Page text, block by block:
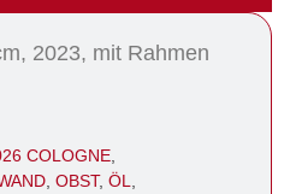
2023, mit Rahmen
COLOGNE
OBST, ÖL